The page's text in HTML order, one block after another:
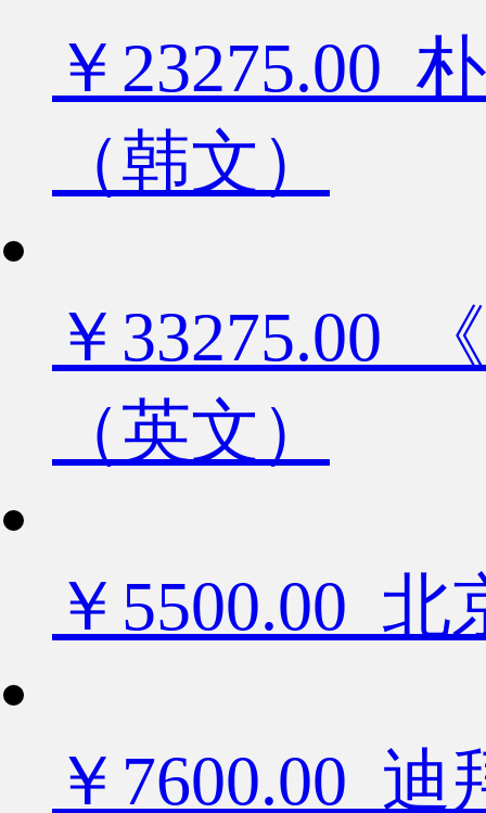
￥23275.00
（韩文）
￥33275.00
（英文）
￥5500.00
￥7600.00